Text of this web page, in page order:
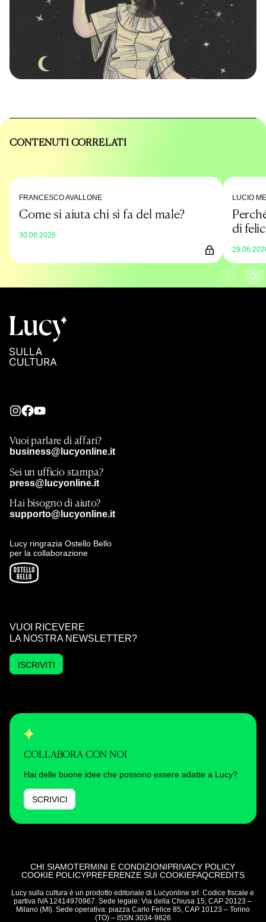
CONTENUTI CORRELATI
FRANCESCO AVALLONE
Come si aiuta chi si fa del male?
30.06.2026
LUCIO
di
Vuoi parlare di affari?
business@lucyonline.it
Sei un ufficio stampa?
press@lucyonline.it
Hai bisogno di aiuto?
supporto@lucyonline.it
Lucy ringrazia Ostello Bello
per la collaborazione
VUOI RICEVERE
LA NOSTRA NEWSLETTER?
ISCRIVITI
COLLABORA CON NOI
Hai delle buone idee che possono essere adatte a Lucy?
SCRIVICI
CHI SIAMOTERMINI E CONDIZIONIPRIVACY POLICY
COOKIE POLICYPREFERENZE SUI COOKIEFAQCREDITS
Lucy sulla cultura è un prodotto editoriale di Lucyonline srl. Codice fiscale e
partiva IVA 12414970967. Sede legale: Via della Chiusa 15, CAP 20123 –
Milano (MI). Sede operativa: piazza Carlo Felice 85, CAP 10123 – Torino
(TO) – ISSN 3034-9826